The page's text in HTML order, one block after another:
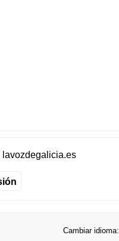
lavozdegalicia.es
Cambiar idioma: